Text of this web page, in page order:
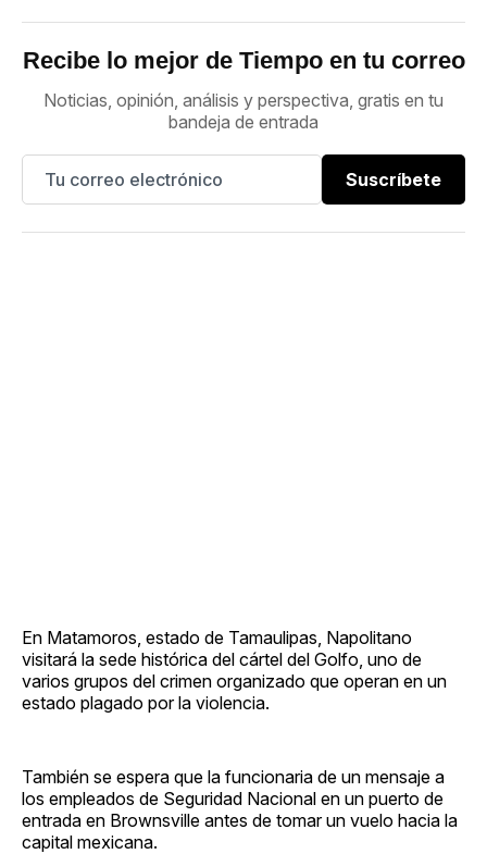
Recibe lo mejor de Tiempo en tu correo
Noticias, opinión, análisis y perspectiva, gratis en tu
bandeja de entrada
Suscríbete
En Matamoros, estado de Tamaulipas, Napolitano
visitará la sede histórica del cártel del Golfo, uno de
varios grupos del crimen organizado que operan en un
estado plagado por la violencia.
También se espera que la funcionaria de un mensaje a
los empleados de Seguridad Nacional en un puerto de
entrada en Brownsville antes de tomar un vuelo hacia la
capital mexicana.